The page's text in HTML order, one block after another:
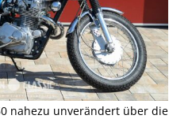
nahezu unverändert über die